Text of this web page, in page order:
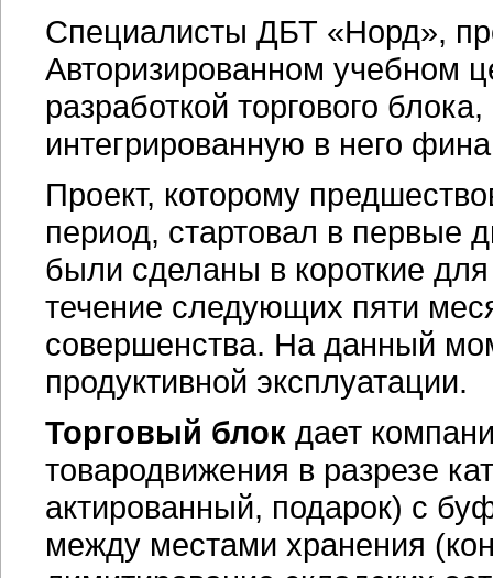
Специалисты ДБТ «Норд»,
Авторизированном учебном
разработкой торгового
интегрированную в него
Проект, которому
период, стартовал в первые
были сделаны в короткие для
течение следующих пяти
совершенства. На данный
продуктивной эксплуатации.
Торговый блок дает
товародвижения в разрезе
актированный, подарок) с
между местами хранения